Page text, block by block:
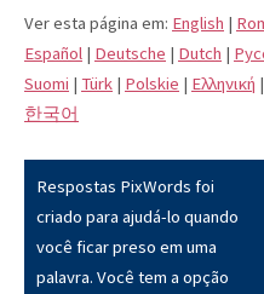
Ver esta página em: English |
Español | Deutsche | Dutch |
Suomi | Türk | Polskie | Eλληνική |
한국어
Respostas PixWords foi
criado para ajudá-lo quando
você ficar preso em uma
palavra. Você tem a opção